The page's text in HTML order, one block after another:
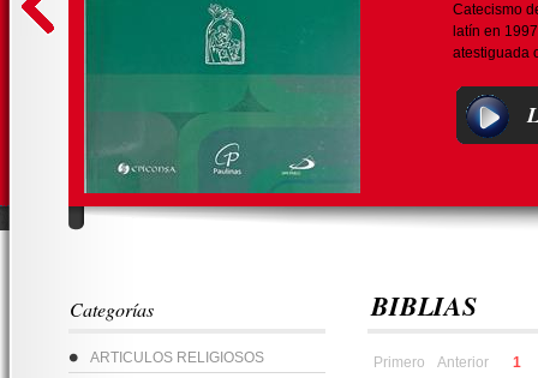
Catecismo
latín en
atestiguada
Categorías
ARTICULOS RELIGIOSOS
BIBLIAS
Primero Anterior 1